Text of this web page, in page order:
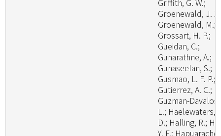
Griffith, G. W.;
Groenewald, J.
Groenewald, M.;
Grossart, H. P.;
Gueidan, C.;
Gunarathne, A.;
Gunaseelan, S.;
Gusmao, L. F. P.;
Gutierrez, A. C.;
Guzman-Davalos,
L.; Haelewaters,
D.; Halling, R.;
Y. F.;